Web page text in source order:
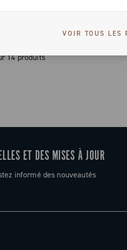
VOIR TOUS LES
14 produits
ET DES MISES À JOUR
informé des nouveautés